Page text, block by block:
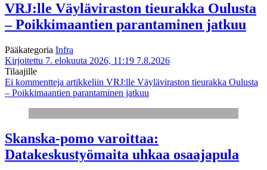
VRJ:lle Väyläviraston tieurakka Oulusta
– Poikkimaantien parantaminen jatkuu
Pääkategoria Infra
Kirjoitettu 7. elokuuta 2026, 11:19 7.8.2026
Tilaajille
Ei kommentteja artikkeliin VRJ:lle Väyläviraston tieurakka Oulusta
– Poikkimaantien parantaminen jatkuu
Skanska-pomo varoittaa:
Datakeskustyömaita uhkaa osaajapula